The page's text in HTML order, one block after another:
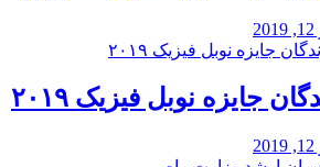
جایزه نوبل فیزیک ۲۰۱۹